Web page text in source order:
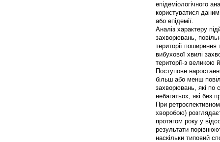
епідеміологічного
користуватися
або епідемії.
Аналіз характеру
захворювань,
території
вибухової хвилі
території-з великою
Поступове
більш або менш
захворювань, які по
небагатьох, які без
При
хворобою)
протягом року у
результати
наскільки типовий